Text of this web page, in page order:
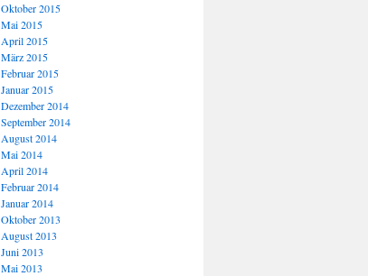
Oktober 2015
Mai 2015
April 2015
März 2015
Februar 2015
Januar 2015
Dezember 2014
September 2014
August 2014
Mai 2014
April 2014
Februar 2014
Januar 2014
Oktober 2013
August 2013
Juni 2013
Mai 2013